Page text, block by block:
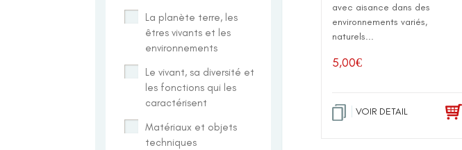
avec aisance dans des
environnements variés,
naturels...
5,00€
VOIR DETAIL
La planète terre, les
êtres vivants et les
environnements
Le vivant, sa diversité et
les fonctions qui les
caractérisent
Matériaux et objets
techniques